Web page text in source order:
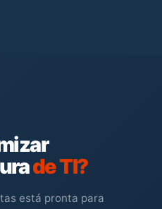
de TI?
está pronta para